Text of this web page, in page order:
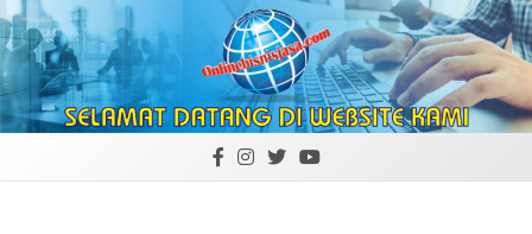
Skip
to
content